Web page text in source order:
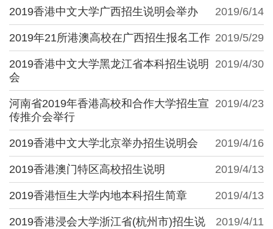
2019/6/14
2019香港中文大学广西招生说明会举办
2019/5/29
2019年21所港澳高校在广西招生报名工作
2019/4/30
2019香港中文大学黑龙江省本科招生说明
会
2019/4/23
河南省2019年香港高校和合作大学招生宣
传推介会举行
2019/4/16
2019香港中文大学北京举办招生说明会
2019/4/13
2019香港澳门特区高校招生说明
2019/4/13
2019香港恒生大学内地本科招生简章
2019/4/11
2019香港浸会大学浙江省(杭州市)招生说